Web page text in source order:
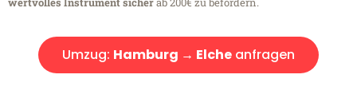
Umzug: Hamburg → Elche anfragen